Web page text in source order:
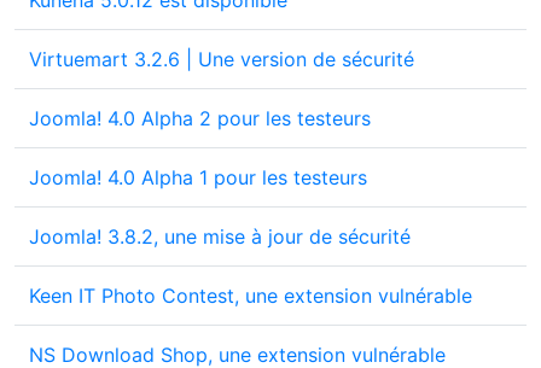
Virtuemart 3.2.6 | Une version de sécurité
Joomla! 4.0 Alpha 2 pour les testeurs
Joomla! 4.0 Alpha 1 pour les testeurs
Joomla! 3.8.2, une mise à jour de sécurité
Keen IT Photo Contest, une extension vulnérable
NS Download Shop, une extension vulnérable